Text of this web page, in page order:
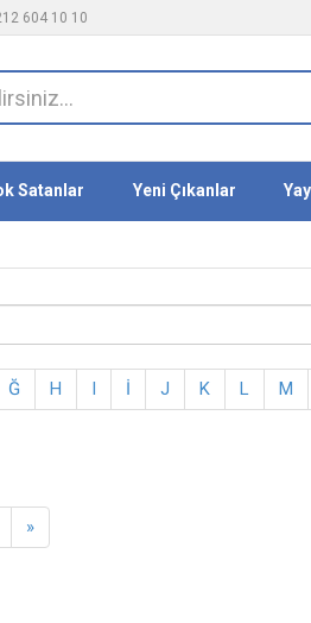
604 10 10
Satanlar Yeni Çıkanlar
Ğ H I İ J K L M
»